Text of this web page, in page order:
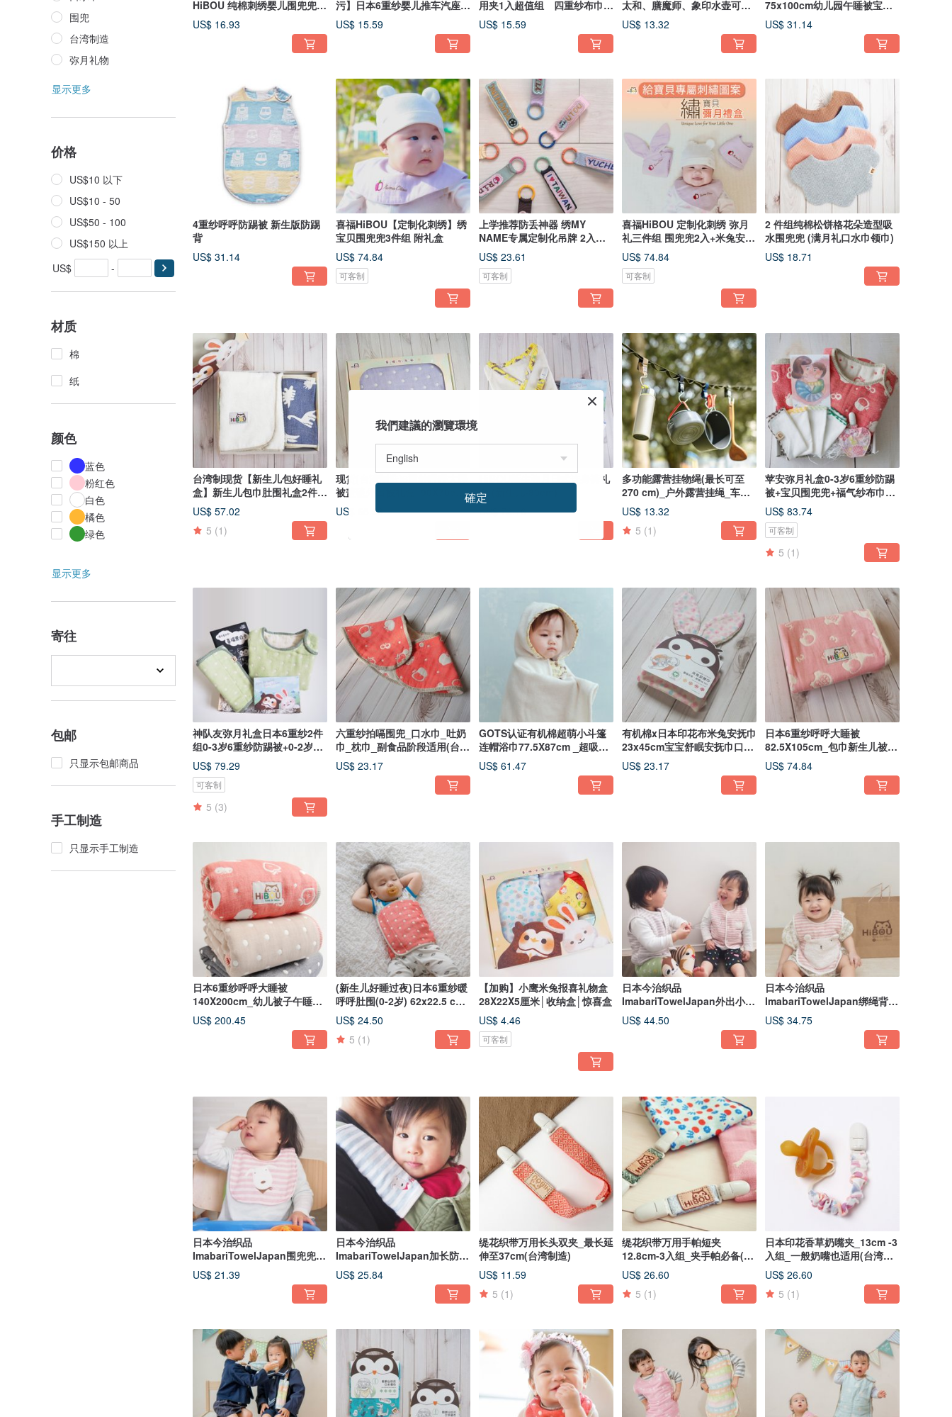
围兜
台湾制造
弥月礼物
显示更多
价格
US$10 以下
US$10 - 50
US$50 - 100
US$150 以上
US$
-
材质
棉
纸
颜色
蓝色
粉红色
白色
橘色
绿色
显示更多
寄往
包邮
只显示包邮商品
手工制造
只显示手工制造
HiBOU 纯棉刺绣婴儿围兜兜－
马上有钱
US$ 16.93
污】日本6重纱婴儿推车汽座防
污口水巾
US$ 15.59
用夹1入超值组 四重纱布巾
纱布手帕
US$ 15.59
太和、膳魔师、象印水壶可斜
背_
US$ 13.32
75x100cm幼儿园午睡被宝宝
盖毯 OPP袋包装
US$ 31.14
4重纱呼呼防踢被 新生版防踢
背
US$ 31.14
喜福HiBOU【定制化刺绣】绣
宝贝围兜兜3件组 附礼盒
US$ 74.84
可客制
上学推荐防丢神器 绣MY
NAME专属定制化吊牌 2入优
惠组
US$ 23.61
可客制
喜福HiBOU 定制化刺绣 弥月
礼三件组 围兜兜2入+米兔安抚
巾1入
US$ 74.84
可客制
2 件组纯棉松饼格花朵造型吸
水围兜兜 (满月礼口水巾领巾)
US$ 18.71
台湾制现货【新生儿包好睡礼
盒】新生儿包巾肚围礼盒2件组
BoxGift
US$ 57.02
5 (1)
现货(台湾制造)6重纱呼呼大睡
被盖毯外出被礼盒_90X70cm
S号
US$ 65.93
HiBOU新生弥月日式连身裤礼
盒 (新生儿-80cm)
US$ 72.16
多功能露营挂物绳(最长可至
270 cm)_户外露营挂绳_车内
空间收纳
US$ 13.32
5 (1)
苹安弥月礼盒0-3岁6重纱防踢
被+宝贝围兜兜+福气纱布巾
+苹安福袋
US$ 83.74
可客制
5 (1)
神队友弥月礼盒日本6重纱2件
组0-3岁6重纱防踢被+0-2岁肚
围
US$ 79.29
可客制
5 (3)
六重纱拍嗝围兜_口水巾_吐奶
巾_枕巾_副食品阶段适用(台湾
制造)
US$ 23.17
GOTS认证有机棉超萌小斗篷
连帽浴巾77.5X87cm _超吸水
婴儿浴巾
US$ 61.47
有机棉x日本印花布米兔安抚巾
23x45cm宝宝舒眠安抚巾口水
巾台湾制
US$ 23.17
日本6重纱呼呼大睡被
82.5X105cm_包巾新生儿被子
午睡被(台湾制造)
US$ 74.84
日本6重纱呼呼大睡被
140X200cm_幼儿被子午睡被
成人被子台湾制造
US$ 200.45
(新生儿好睡过夜)日本6重纱暖
呼呼肚围(0-2岁) 62x22.5 cm
_适用4
US$ 24.50
5 (1)
【加购】小鹰米兔报喜礼物盒
28X22X5厘米│收纳盒│惊喜盒
US$ 4.46
可客制
日本今治织品
ImabariTowelJapan外出小背
心30X31cm-0-3岁适用
US$ 44.50
日本今治织品
ImabariTowelJapan绑绳背心
围兜兜23X28cm-0-3岁适用
US$ 34.75
日本今治织品
ImabariTowelJapan围兜兜
20X30cm-0-3岁适用(日本制)
US$ 21.39
日本今治织品
ImabariTowelJapan加长防污
口水巾21X21cm(2个/组)
US$ 25.84
缇花织带万用长头双夹_最长延
伸至37cm(台湾制造)
US$ 11.59
5 (1)
缇花织带万用手帕短夹
12.8cm-3入组_夹手帕必备(台
湾制造)
US$ 26.60
5 (1)
日本印花香草奶嘴夹_13cm -3
入组_一般奶嘴也适用(台湾制
造)
US$ 26.60
5 (1)
我們建議的瀏覽環境
確定